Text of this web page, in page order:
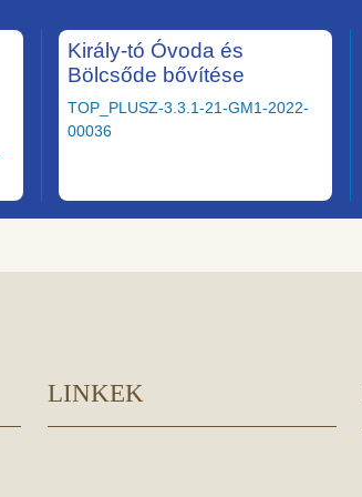
Király-tó Óvoda és
Bölcsőde bővítése
TOP_PLUSZ-3.3.1-21-GM1-2022-
00036
LINKEK